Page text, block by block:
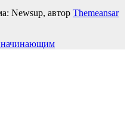
Newsup, автор Themeansar